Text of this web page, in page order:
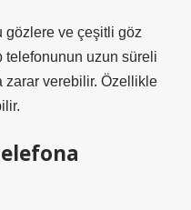
gözlere ve çeşitli göz
telefonunun uzun süreli
zarar verebilir. Özellikle